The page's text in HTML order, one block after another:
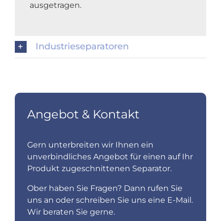
ausgetragen.
Industrieseparatoren
Angebot & Kontakt
Gern unterbreiten wir Ihnen ein
unverbindliches Angebot für einen auf Ihr
Produkt zugeschnittenen Separator.
Ober haben Sie Fragen? Dann rufen Sie
uns an oder schreiben Sie uns eine E-Mail.
Wir beraten Sie gerne.